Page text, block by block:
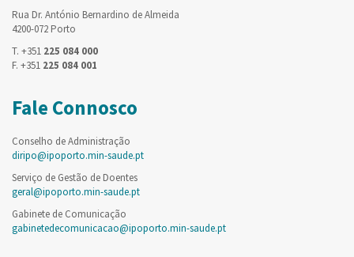
Rua Dr. António Bernardino de Almeida
4200-072 Porto
T. +351 225 084 000
F. +351 225 084 001
Fale Connosco
Conselho de Administração
diripo@ipoporto.min-saude.pt
Serviço de Gestão de Doentes
geral@ipoporto.min-saude.pt
Gabinete de Comunicação
gabinetedecomunicacao@ipoporto.min-saude.pt